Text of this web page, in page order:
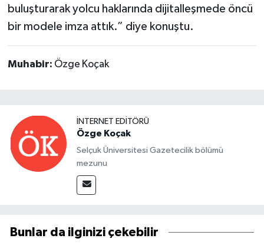
buluşturarak yolcu haklarında dijitalleşmede öncü
bir modele imza attık.” diye konuştu.
Muhabir: Özge Koçak
İNTERNET EDITÖRÜ
Özge Koçak
Selçuk Üniversitesi Gazetecilik bölümü
mezunu
Bunlar da ilginizi çekebilir